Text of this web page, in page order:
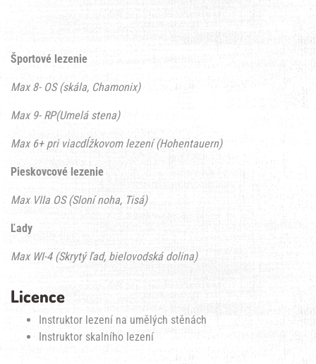
Športové lezenie
Max 8- OS (skála, Chamonix)
Max 9- RP(Umelá stena)
Max 6+ pri viacdĺžkovom lezení (Hohentauern)
Pieskovcové lezenie
Max VIIa OS (Sloní noha, Tisá)
Ľady
Max WI-4 (Skrytý ľad, bielovodská dolina)
Licence
Instruktor lezení na umělých stěnách
Instruktor skalního lezení